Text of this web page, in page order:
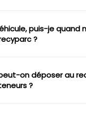
puis-je quand
?
on déposer au
?